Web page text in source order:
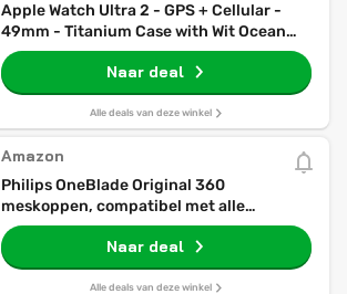
Apple Watch Ultra 2 - GPS + Cellular -
49mm - Titanium Case with Wit Ocean
Band
Naar deal
Alle deals van deze winkel
Amazon
Philips OneBlade Original 360
meskoppen, compatibel met alle
OneBlade en Pro elektrische
scheerapparaten en trimmers, origineel
van Philips, 3x One Blade, 12 maanden
levering (QP430/60)
Naar deal
Alle deals van deze winkel